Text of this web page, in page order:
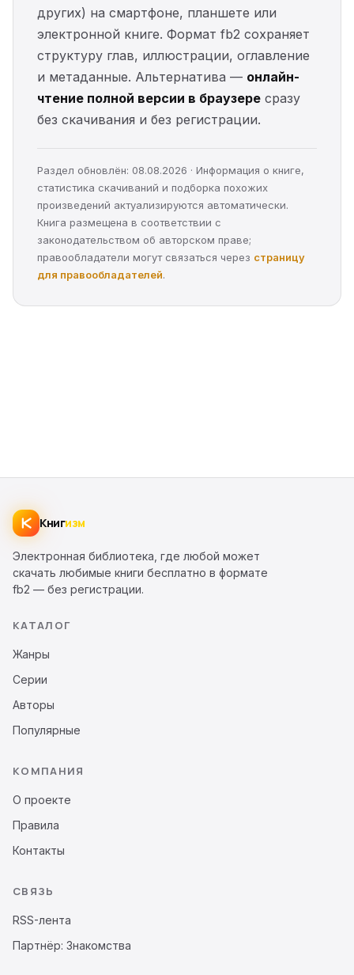
других) на смартфоне, планшете или
электронной книге. Формат fb2 сохраняет
структуру глав, иллюстрации, оглавление
и метаданные. Альтернатива — онлайн-
чтение полной версии в браузере сразу
без скачивания и без регистрации.
Раздел обновлён: 08.08.2026 · Информация о книге,
статистика скачиваний и подборка похожих
произведений актуализируются автоматически.
Книга размещена в соответствии с
законодательством об авторском праве;
правообладатели могут связаться через страницу
для правообладателей.
Книгизм
Электронная библиотека, где любой может
скачать любимые книги бесплатно в формате
fb2 — без регистрации.
КАТАЛОГ
Жанры
Серии
Авторы
Популярные
КОМПАНИЯ
О проекте
Правила
Контакты
СВЯЗЬ
RSS-лента
Партнёр: Знакомства